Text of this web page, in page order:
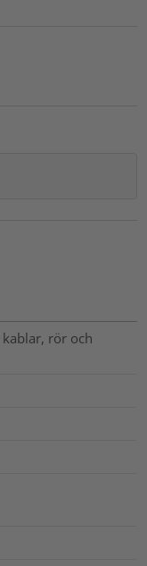
rör och